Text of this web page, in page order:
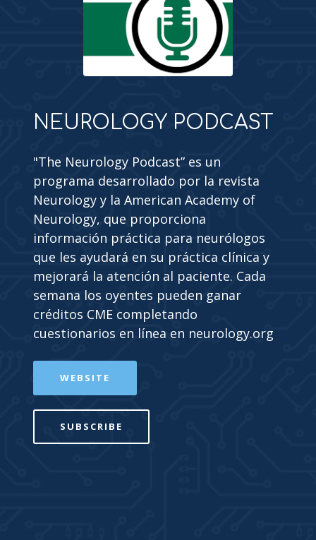
NEUROLOGY PODCAST
"The Neurology Podcast” es un
programa desarrollado por la revista
Neurology y la American Academy of
Neurology, que proporciona
información práctica para neurólogos
que les ayudará en su práctica clínica y
mejorará la atención al paciente. Cada
semana los oyentes pueden ganar
créditos CME completando
cuestionarios en línea en neurology.org
WEBSITE
SUBSCRIBE